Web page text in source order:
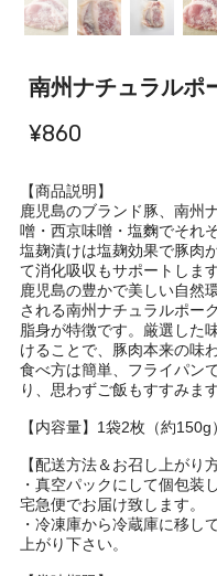
南州ナチュラルポ
¥860
【商品説明】
鹿児島のブランド豚、南州
噌・西京味噌・塩麴でそれ
塩麹漬けは塩麹効果で豚肉
て消化吸収もサポートします
鹿児島の豊かで美しい自然
される南州ナチュラルポー
脂身が特徴です。厳選した
けることで、豚肉本来の味
食べ方は簡単、フライパン
り、思わずご飯もすすみます
【内容量】1袋2枚（約150g）
【配送方法＆お召し上がり方
・真空パックにして個包装
宅急便でお届け致します。
・冷凍庫から冷蔵庫に移し
上がり下さい。